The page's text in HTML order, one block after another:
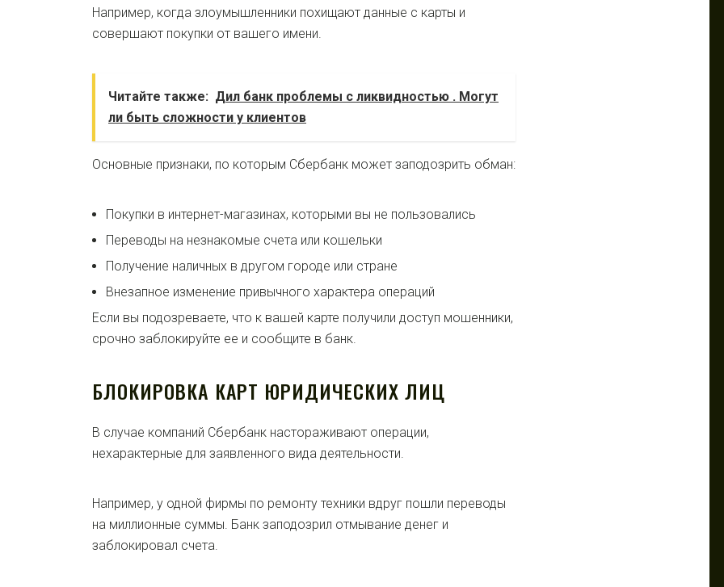
Например, когда злоумышленники похищают данные с карты и
совершают покупки от вашего имени.
Читайте также: Дил банк проблемы с ликвидностью . Могут
ли быть сложности у клиентов
Основные признаки, по которым Сбербанк может заподозрить обман:
Покупки в интернет-магазинах, которыми вы не пользовались
Переводы на незнакомые счета или кошельки
Получение наличных в другом городе или стране
Внезапное изменение привычного характера операций
Если вы подозреваете, что к вашей карте получили доступ мошенники,
срочно заблокируйте ее и сообщите в банк.
БЛОКИРОВКА КАРТ ЮРИДИЧЕСКИХ ЛИЦ
В случае компаний Сбербанк настораживают операции,
нехарактерные для заявленного вида деятельности.
Например, у одной фирмы по ремонту техники вдруг пошли переводы
на миллионные суммы. Банк заподозрил отмывание денег и
заблокировал счета.